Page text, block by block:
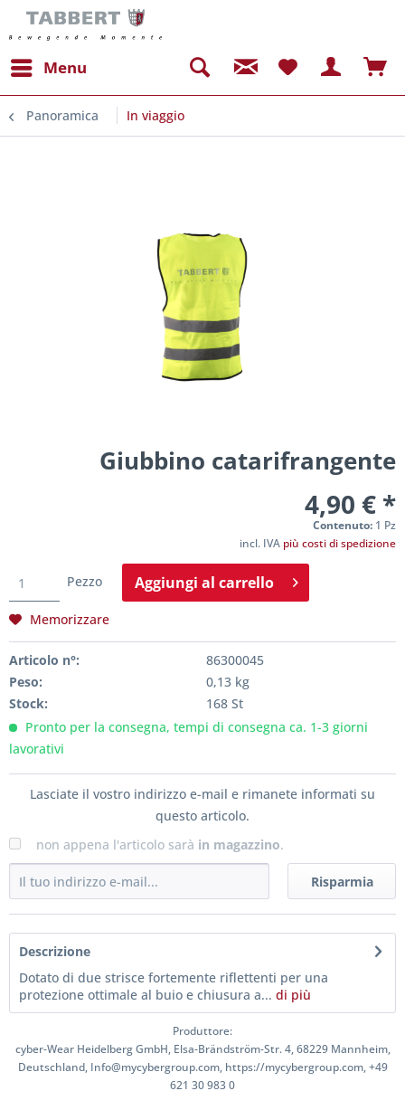
Menu
Panoramica In viaggio
Giubbino catarifrangente
4,90 € *
Contenuto: 1 Pz
incl. IVA più costi di spedizione
Pezzo Aggiungi al carrello
Memorizzare
Articolo n°:
86300045
Peso:
0,13 kg
Stock:
168 St
Pronto per la consegna, tempi di consegna ca. 1-3 giorni
lavorativi
Lasciate il vostro indirizzo e-mail e rimanete informati su
questo articolo.
non appena l'articolo sarà in magazzino.
Risparmia
Descrizione
Dotato di due strisce fortemente riflettenti per una
protezione ottimale al buio e chiusura a... di più
Produttore:
cyber-Wear Heidelberg GmbH, Elsa-Brändström-Str. 4, 68229 Mannheim,
Deutschland, Info@mycybergroup.com, https://mycybergroup.com, +49
621 30 983 0